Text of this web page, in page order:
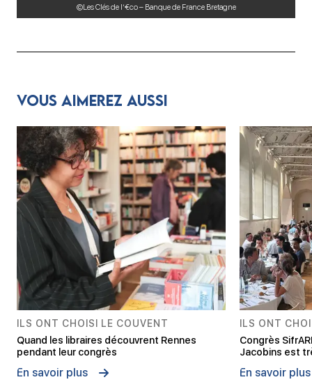
©Les Clés de l’€co – Banque de France Bretagne
Vous aimerez aussi
ILS ONT CHOISI LE COUVENT
Quand les libraires découvrent Rennes
pendant leur congrès
En savoir plus
ILS ONT
Congrès
Jacobins est
En savoir plus